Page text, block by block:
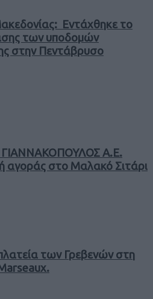
Εντάχθηκε το
των υποδομών
στην Πεντάβρυσο
Α.Ε.
αγοράς στο Μαλακό Σιτάρι
των Γρεβενών στη